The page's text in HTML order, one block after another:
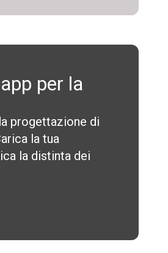
per la
progettazione di
la tua
la distinta dei